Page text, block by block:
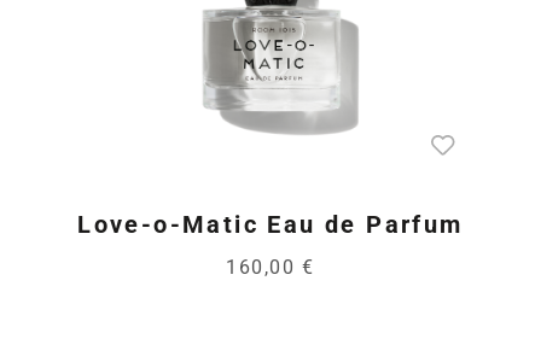
Love-o-Matic Eau de Parfum
160,00 €